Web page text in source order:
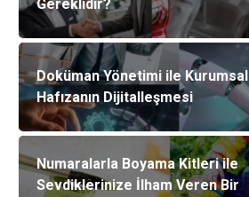
Gereklidir?
Doküman Yönetimi ile Kurumsal
Hafızanın Dijitalleşmesi
Numaralarla Boyama Kitleri ile
Sevdiklerinize İlham Veren Bir